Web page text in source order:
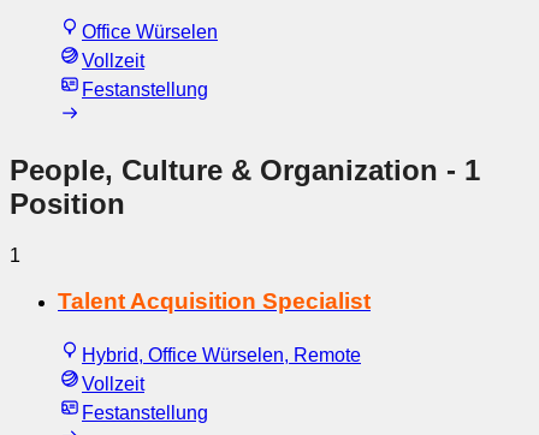
Office Würselen
Vollzeit
Festanstellung
People, Culture & Organization - 1
Position
1
Talent Acquisition Specialist
Hybrid, Office Würselen, Remote
Vollzeit
Festanstellung